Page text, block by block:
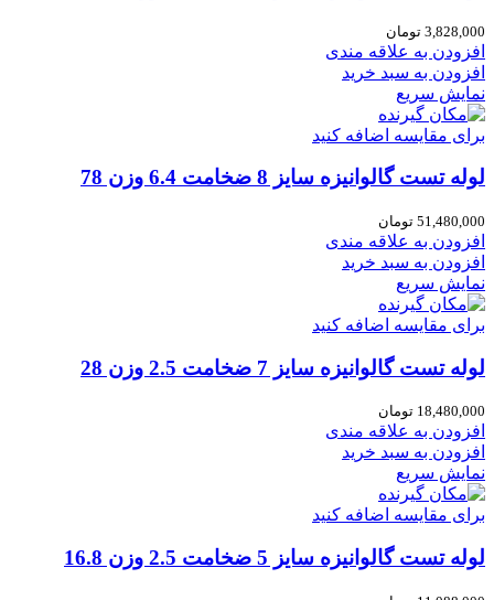
3,828,000 تومان
افزودن به علاقه مندی
افزودن به سبد خرید
نمایش سریع
برای مقایسه اضافه کنید
لوله تست گالوانیزه سایز 8 ضخامت 6.4 وزن 78
51,480,000 تومان
افزودن به علاقه مندی
افزودن به سبد خرید
نمایش سریع
برای مقایسه اضافه کنید
لوله تست گالوانیزه سایز 7 ضخامت 2.5 وزن 28
18,480,000 تومان
افزودن به علاقه مندی
افزودن به سبد خرید
نمایش سریع
برای مقایسه اضافه کنید
لوله تست گالوانیزه سایز 5 ضخامت 2.5 وزن 16.8